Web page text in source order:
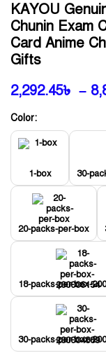
KAYOU
Chunin Exam
Card Anime
Gifts
2,292.45৳ –
Color:
1-box 30-
20-packs-per-box
18-packs-per-box-
30-packs-per-box-